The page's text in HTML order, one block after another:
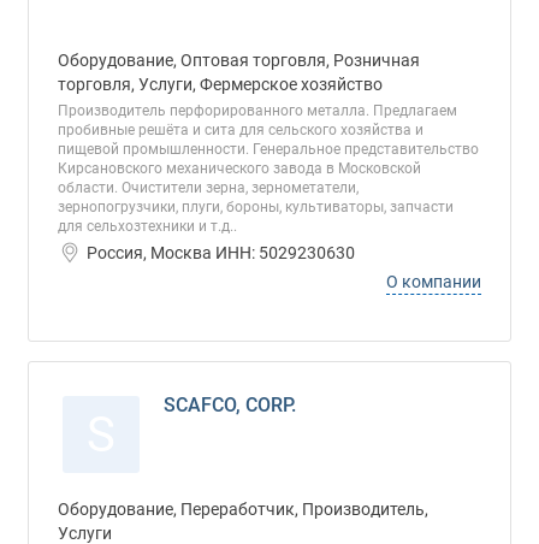
Оборудование, Оптовая торговля, Розничная
торговля, Услуги, Фермерское хозяйство
Производитель перфорированного металла. Предлагаем
пробивные решёта и сита для сельского хозяйства и
пищевой промышленности. Генеральное представительство
Кирсановского механического завода в Московской
области. Очистители зерна, зернометатели,
зернопогрузчики, плуги, бороны, культиваторы, запчасти
для сельхозтехники и т.д..
Россия, Москва ИНН: 5029230630
О компании
SCAFCO, CORP.
Оборудование, Переработчик, Производитель,
Услуги